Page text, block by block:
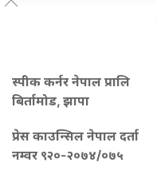
स्पीक कर्नर नेपाल प्रालि
बिर्तामोड, झापा
प्रेस काउन्सिल नेपाल दर्ता
नम्वर ९२०-२०७४/०७५